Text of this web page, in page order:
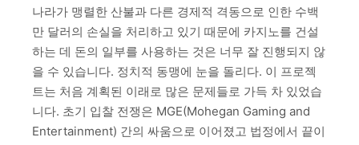
나라가 맹렬한 산불과 다른 경제적 격동으로 인한 수백
만 달러의 손실을 처리하고 있기 때문에 카지노를 건설
하는 데 돈의 일부를 사용하는 것은 너무 잘 진행되지 않
을 수 있습니다. 정치적 동맹에 눈을 돌리다. 이 프로젝
트는 처음 계획된 이래로 많은 문제들로 가득 차 있었습
니다. 초기 입찰 전쟁은 MGE(Mohegan Gaming and
Entertainment) 간의 싸움으로 이어졌고 법정에서 끝이